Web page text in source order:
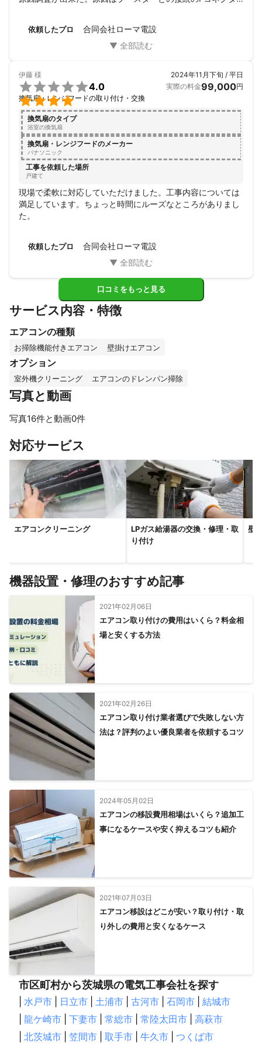
と言われればその通りだが、ちょっと残念。根本原因は解決
したので由としなければいけないか。
依頼したプロ 合同会社ローマ電設
伊藤 様


4.0
換気扇・レンジフードの取り付け・交換
2024年11月下旬 / 平日
実際の料金99,000円
換気扇のタイプ
浴室の換気扇
換気扇・レンジフードのメーカー
パナソニック
工事を依頼した場所
戸建て
現場で柔軟に対応していただけました。工事内容については
満足しています。ちょっと時間にルーズなところがありまし
た。
依頼したプロ 合同会社ローマ電設
口コミをもっと見る
サービス内容・特徴
エアコンの種類
お掃除機能付きエアコン 壁掛けエアコン
オプション
室外機クリーニング エアコンのドレンパン掃除
写真と動画
写真16件と動画0件
対応サービス
エアコンクリーニング
LPガス給湯器の交換・修理・取
り付け
壁
機器設置・修理のおすすめ記事
2021年02月06日
エアコン取り付けの費用はいくら？料金相
場と安くする方法
2021年02月26日
エアコン取り付け業者選びで失敗しない方
法は？評判のよい優良業者を依頼するコツ
2024年05月02日
エアコンの移設費用相場はいくら？追加工
事になるケースや安く抑えるコツも紹介
2021年07月03日
エアコン移設はどこが安い？取り付け・取
り外しの費用と安くなるケース
市区町村から茨城県の電気工事会社を探す
水戸市 日立市 土浦市 古河市 石岡市
結城市
龍ケ崎市 下妻市 常総市 常陸太田市
高萩市
北茨城市 笠間市 取手市 牛久市
つくば市